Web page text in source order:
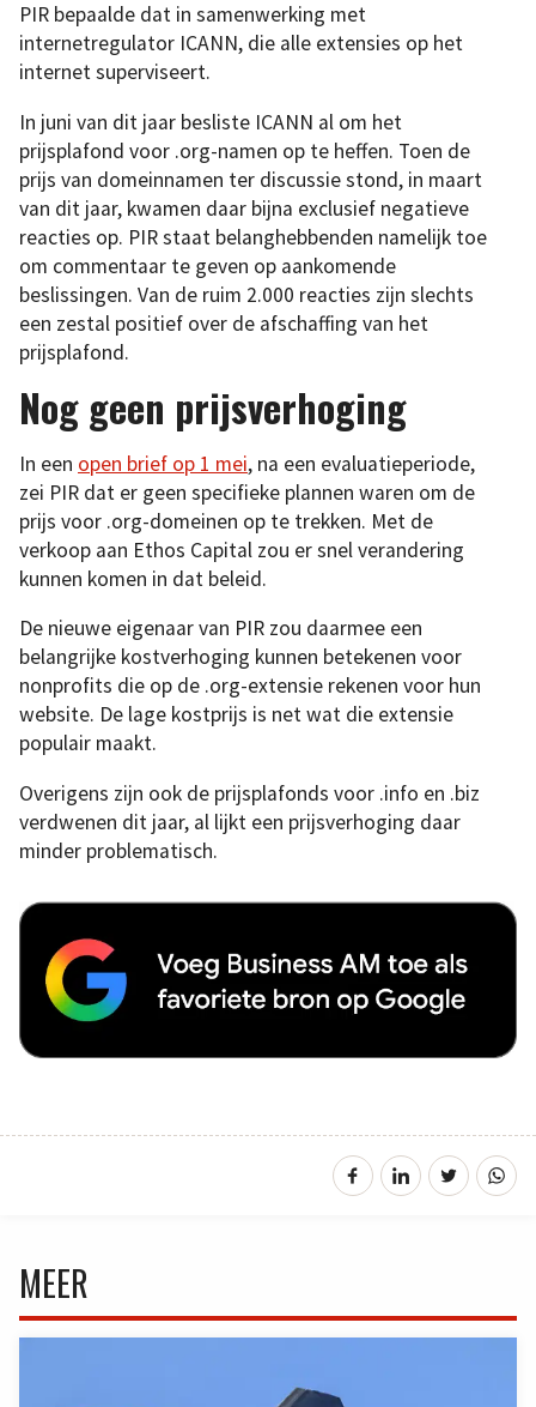
PIR bepaalde dat in samenwerking met
internetregulator ICANN, die alle extensies op het
internet superviseert.
In juni van dit jaar besliste ICANN al om het
prijsplafond voor .org-namen op te heffen. Toen de
prijs van domeinnamen ter discussie stond, in maart
van dit jaar, kwamen daar bijna exclusief negatieve
reacties op. PIR staat belanghebbenden namelijk toe
om commentaar te geven op aankomende
beslissingen. Van de ruim 2.000 reacties zijn slechts
een zestal positief over de afschaffing van het
prijsplafond.
Nog geen prijsverhoging
In een open brief op 1 mei, na een evaluatieperiode,
zei PIR dat er geen specifieke plannen waren om de
prijs voor .org-domeinen op te trekken. Met de
verkoop aan Ethos Capital zou er snel verandering
kunnen komen in dat beleid.
De nieuwe eigenaar van PIR zou daarmee een
belangrijke kostverhoging kunnen betekenen voor
nonprofits die op de .org-extensie rekenen voor hun
website. De lage kostprijs is net wat die extensie
populair maakt.
Overigens zijn ook de prijsplafonds voor .info en .biz
verdwenen dit jaar, al lijkt een prijsverhoging daar
minder problematisch.
MEER